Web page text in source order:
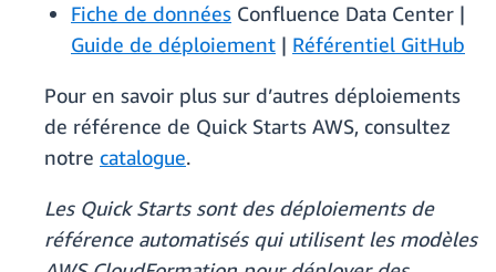
Fiche de données Confluence Data Center |
Guide de déploiement | Référentiel GitHub
Pour en savoir plus sur d’autres déploiements
de référence de Quick Starts AWS, consultez
notre catalogue.
Les Quick Starts sont des déploiements de
référence automatisés qui utilisent les modèles